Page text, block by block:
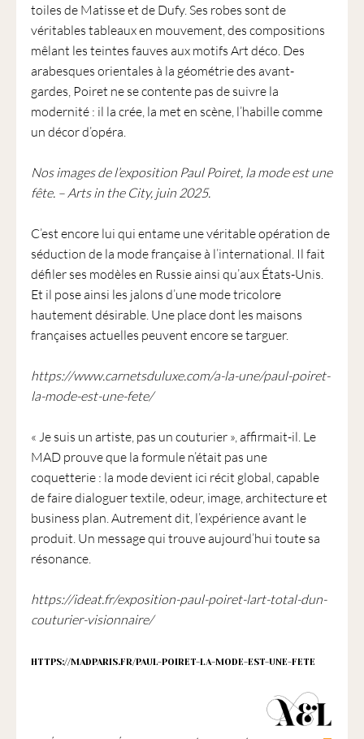
toiles de Matisse et de Dufy. Ses robes sont de
véritables tableaux en mouvement, des compositions
mêlant les teintes fauves aux motifs Art déco. Des
arabesques orientales à la géométrie des avant-
gardes, Poiret ne se contente pas de suivre la
modernité : il la crée, la met en scène, l’habille comme
un décor d’opéra.
Nos images de l’exposition Paul Poiret, la mode est une
fête. – Arts in the City, juin 2025.
C’est encore lui qui entame une véritable opération de
séduction de la mode française à l’international. Il fait
défiler ses modèles en Russie ainsi qu’aux États-Unis.
Et il pose ainsi les jalons d’une mode tricolore
hautement désirable. Une place dont les maisons
françaises actuelles peuvent encore se targuer.
https://www.carnetsduluxe.com/a-la-une/paul-poiret-
la-mode-est-une-fete/
« Je suis un artiste, pas un couturier », affirmait-il. Le
MAD prouve que la formule n’était pas une
coquetterie : la mode devient ici récit global, capable
de faire dialoguer textile, odeur, image, architecture et
business plan. Autrement dit, l’expérience avant le
produit. Un message qui trouve aujourd’hui toute sa
résonance.
https://ideat.fr/exposition-paul-poiret-lart-total-dun-
couturier-visionnaire/
HTTPS://MADPARIS.FR/PAUL-POIRET-LA-MODE-EST-UNE-FETE